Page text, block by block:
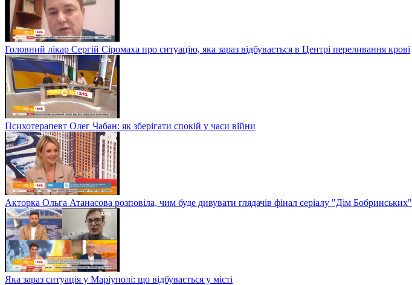
Головний лікар Сергій Сіромаха про ситуацію, яка зараз відбувається в Центрі переливання крові
Психотерапевт Олег Чабан: як зберігати спокій у часи війни
Акторка Ольга Атанасова розповіла, чим буде дивувати глядачів фінал серіалу "Дім Бобринських"
Яка зараз ситуація у Маріуполі: що відбувається у місті